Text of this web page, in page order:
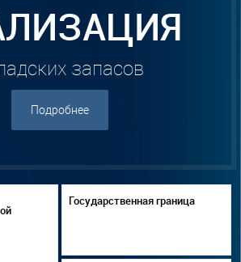
запасов
Подробнее
Государственная граница